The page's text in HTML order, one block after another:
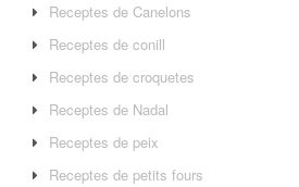
Receptes de Canelons
Receptes de conill
Receptes de croquetes
Receptes de Nadal
Receptes de peix
Receptes de petits fours